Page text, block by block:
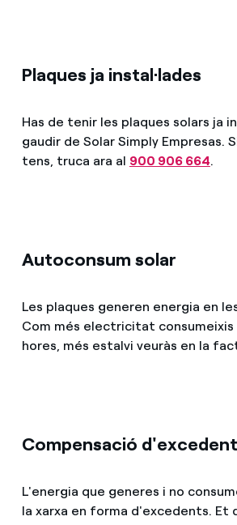
Plaques ja instal·lades
Has de tenir les plaques solars ja
gaudir de Solar Simply Empresas.
tens, truca ara al 900 906 664.
Autoconsum solar
Les plaques generen energia en
Com més electricitat
hores, més estalvi veuràs en la
Compensació
L'energia que generes i no
la xarxa en forma d'excedents. Et